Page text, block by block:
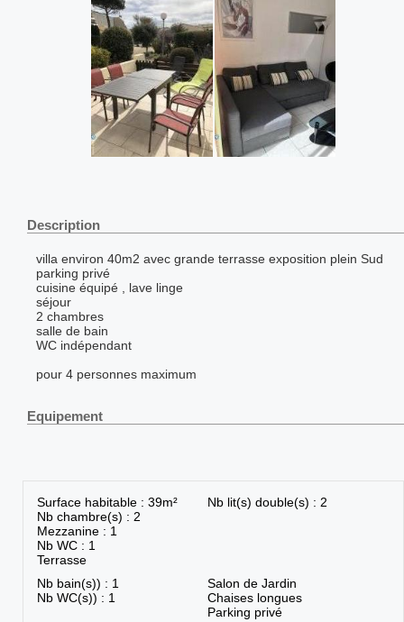
Description
villa environ 40m2 avec grande terrasse exposition plein Sud
parking privé
cuisine équipé , lave linge
séjour
2 chambres
salle de bain
WC indépendant
pour 4 personnes maximum
Equipement
Surface habitable : 39m²
Nb chambre(s) : 2
Mezzanine : 1
Nb WC : 1
Terrasse
Nb lit(s) double(s) : 2
Nb bain(s)) : 1
Nb WC(s)) : 1
Salon de Jardin
Chaises longues
Parking privé